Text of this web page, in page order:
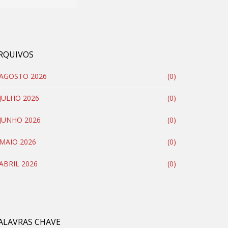
2026 (0)
2026 (0)
2026 (0)
2026 (0)
2026 (0)
CHAVE